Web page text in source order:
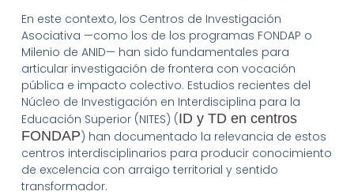
En este contexto, los Centros de Investigación
Asociativa —como los de los programas FONDAP o
Milenio de ANID— han sido fundamentales para
articular investigación de frontera con vocación
pública e impacto colectivo. Estudios recientes del
Núcleo de Investigación en Interdisciplina para la
Educación Superior (NITES) (ID y TD en centros
FONDAP) han documentado la relevancia de estos
centros interdisciplinarios para producir conocimiento
de excelencia con arraigo territorial y sentido
transformador.